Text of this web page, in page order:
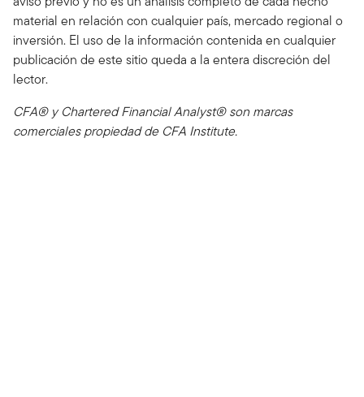
material en relación con cualquier país, mercado regional o
inversión. El uso de la información contenida en cualquier
publicación de este sitio queda a la entera discreción del
lector.
CFA® y Chartered Financial Analyst® son marcas
comerciales propiedad de CFA Institute.